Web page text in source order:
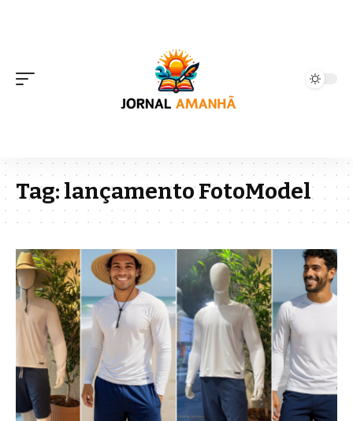
Tag:lançamento FotoModel